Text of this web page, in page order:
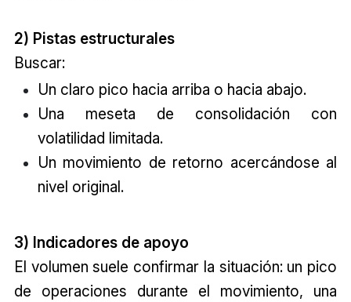
2) Pistas estructurales
Buscar:
Un claro pico hacia arriba o hacia abajo.
Una meseta de consolidación con
volatilidad limitada.
Un movimiento de retorno acercándose al
nivel original.
3) Indicadores de apoyo
El volumen suele confirmar la situación: un pico
de operaciones durante el movimiento, una